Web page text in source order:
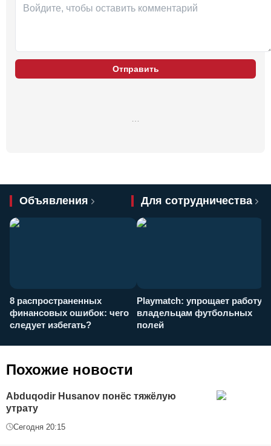
Отправить
Объявления Для сотрудничества
8 распространенных
финансовых ошибок: чего
следует избегать?
Playmatch: упрощает работу
владельцам футбольных
полей
Похожие новости
Abduqodir Husanov понёс тяжёлую
утрату
Сегодня 20:15